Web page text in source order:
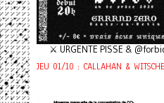
⚔️ URGENTE PISSE &
JEU 01/10 : CALLAHAN &